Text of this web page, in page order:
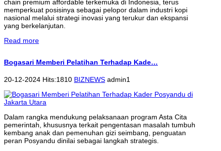
chain premium affordable terkemuka di Indonesia, terus
memperkuat posisinya sebagai pelopor dalam industri kopi
nasional melalui strategi inovasi yang terukur dan ekspansi
yang berkelanjutan.
Read more
Bogasari Memberi Pelatihan Terhadap Kade…
20-12-2024 Hits:1810 BIZNEWS admin1
Dalam rangka mendukung pelaksanaan program Asta Cita
pemerintah, khususnya terkait pengentasan masalah tumbuh
kembang anak dan pemenuhan gizi seimbang, penguatan
peran Posyandu dinilai sebagai langkah strategis.